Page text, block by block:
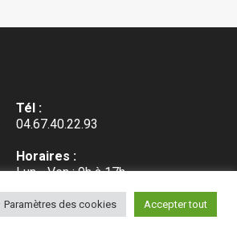
Tél :
04.67.40.22.93
Horaires :
Lun - Ven : 9h à 17h
Sam - Dim : repos
Paramètres des cookies Accepter tout